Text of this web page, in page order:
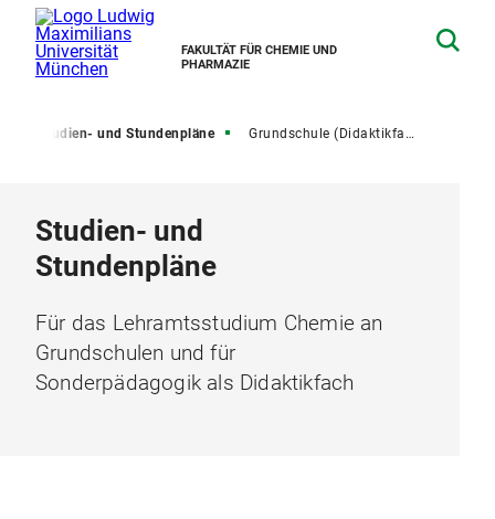
FAKULTÄT FÜR CHEMIE UND
PHARMAZIE
Studien- und Stundenpläne Grundschule (Didaktikfach)
Studien- und
Stundenpläne
Für das Lehramtsstudium Chemie an
Grundschulen und für
Sonderpädagogik als Didaktikfach